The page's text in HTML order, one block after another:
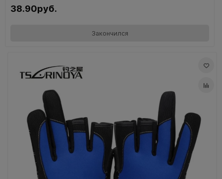
38.90руб.
Закончился